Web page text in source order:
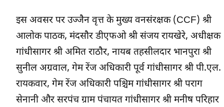
इस अवसर पर उज्जैन वृत्त के मुख्य वनसंरक्षक (CCF) श्री
आलोक पाठक, मंदसौर डीएफओ श्री संजय रायखेरे, अधीक्षक
गांधीसागर श्री अमित राठौर, नायब तहसीलदार भानपुरा श्री
सुनील अग्रवाल, गेम रेंज अधिकारी पूर्व गांधीसागर श्री पी.एल.
रायकवार, गेम रेंज अधिकारी पश्चिम गांधीसागर श्री पराग
सेनानी और सरपंच ग्राम पंचायत गांधीसागर श्री मनीष परिहार